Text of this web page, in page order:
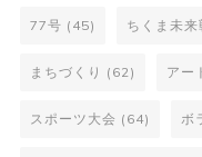
77号 (45) ちくま未
まちづくり (62) アー
スポーツ大会 (64) ボ